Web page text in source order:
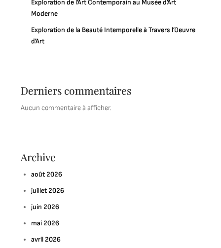
Exploration de l’Art Contemporain au Musée d’Art
Moderne
Exploration de la Beauté Intemporelle à Travers l’Oeuvre
d’Art
Derniers commentaires
Aucun commentaire à afficher.
Archive
août 2026
juillet 2026
juin 2026
mai 2026
avril 2026